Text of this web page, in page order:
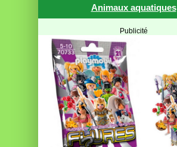
Animaux aquatiques
Publicité